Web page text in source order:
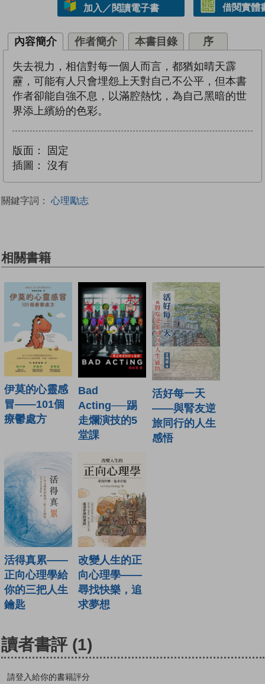
加入／閱讀電子書 借閱實體
內容簡介 作者簡介 本書目錄 序
失去視力，相信對每一個人而言，都猶如晴天霹
靂，可能有人只會埋怨上天對自己不公平，但本書
作者卻能自強不息，以滿腔熱忱，為自己黑暗的世
界添上繽紛的色彩。
版面：
固定
插圖：
沒有
關鍵字詞： 心理勵志
相關書籍
伊莫的心靈感
冒——101個
療鬱處方
Bad
Acting──踢
走爛演技的5
堂課
活好每一天
——與腎友逆
旅同行的人生
感悟
活得真累——
正向心理學給
你的三把人生
鑰匙
改變人生的正
向心理學——
尋找快樂，追
求夢想
讀者書評 (1)
請登入給你的書籍評分